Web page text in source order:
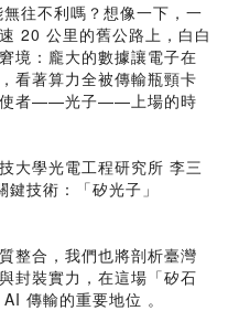
往不利嗎？想像一下，一
20 公里的舊公路上，白白
境：龐大的數據讓電子在
看著算力全被傳輸瓶頸卡
使者——光子——上場的時
大學光電工程研究所 李三
技術：「矽光子」
整合，我們也將剖析臺灣
封裝實力，在這場「矽石
傳輸的重要地位 。